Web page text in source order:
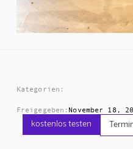
Kategorien:
Freigegeben: November 18,
kostenlos testen